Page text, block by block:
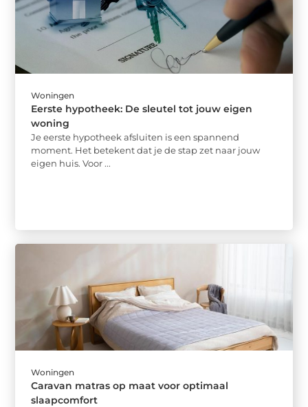
Woningen
Eerste hypotheek: De sleutel tot jouw eigen
woning
Je eerste hypotheek afsluiten is een spannend
moment. Het betekent dat je de stap zet naar jouw
eigen huis. Voor ...
Woningen
Caravan matras op maat voor optimaal
slaapcomfort